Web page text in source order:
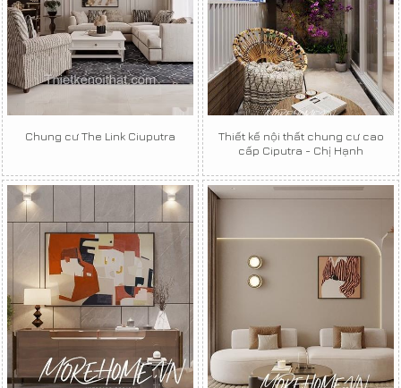
Chung cư The Link Ciuputra
Thiết kế nội thất chung cư cao
cấp Ciputra - Chị Hạnh